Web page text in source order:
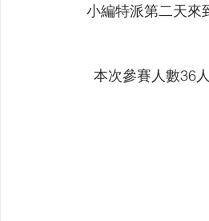
小編特派第二天來
本次參賽人數36